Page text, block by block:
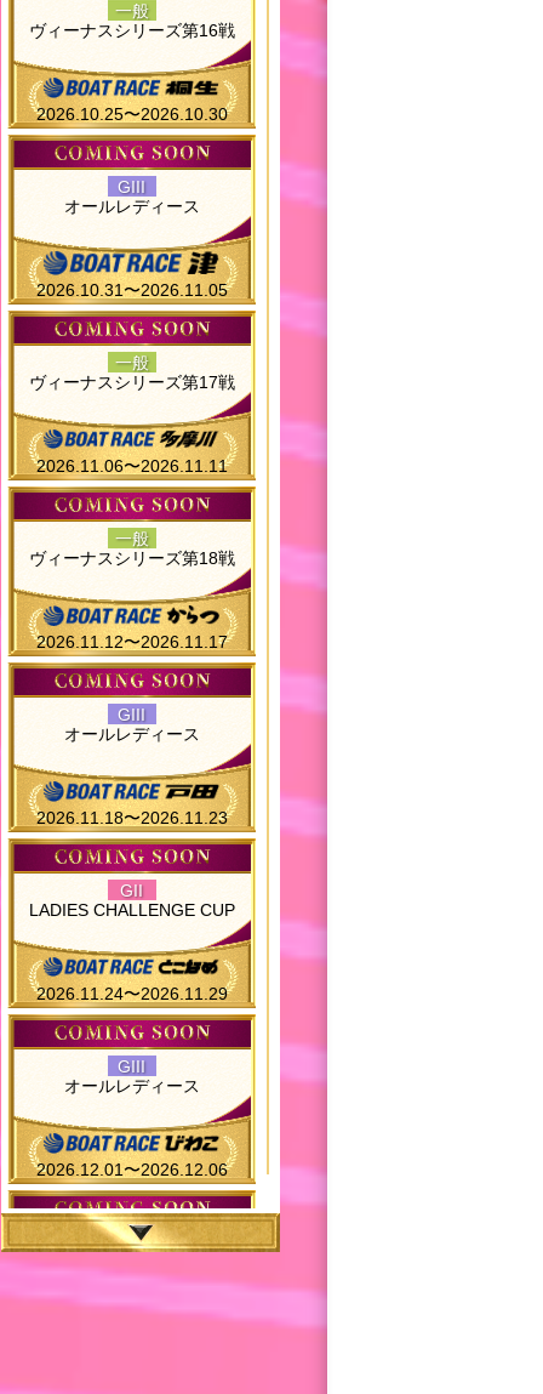
一般
ヴィーナスシリーズ第16戦
2026.10.25〜2026.10.30
GIII
オールレディース
2026.10.31〜2026.11.05
一般
ヴィーナスシリーズ第17戦
2026.11.06〜2026.11.11
一般
ヴィーナスシリーズ第18戦
2026.11.12〜2026.11.17
GIII
オールレディース
2026.11.18〜2026.11.23
GII
LADIES CHALLENGE CUP
2026.11.24〜2026.11.29
GIII
オールレディース
2026.12.01〜2026.12.06
一般
ヴィーナスシリーズ第19戦